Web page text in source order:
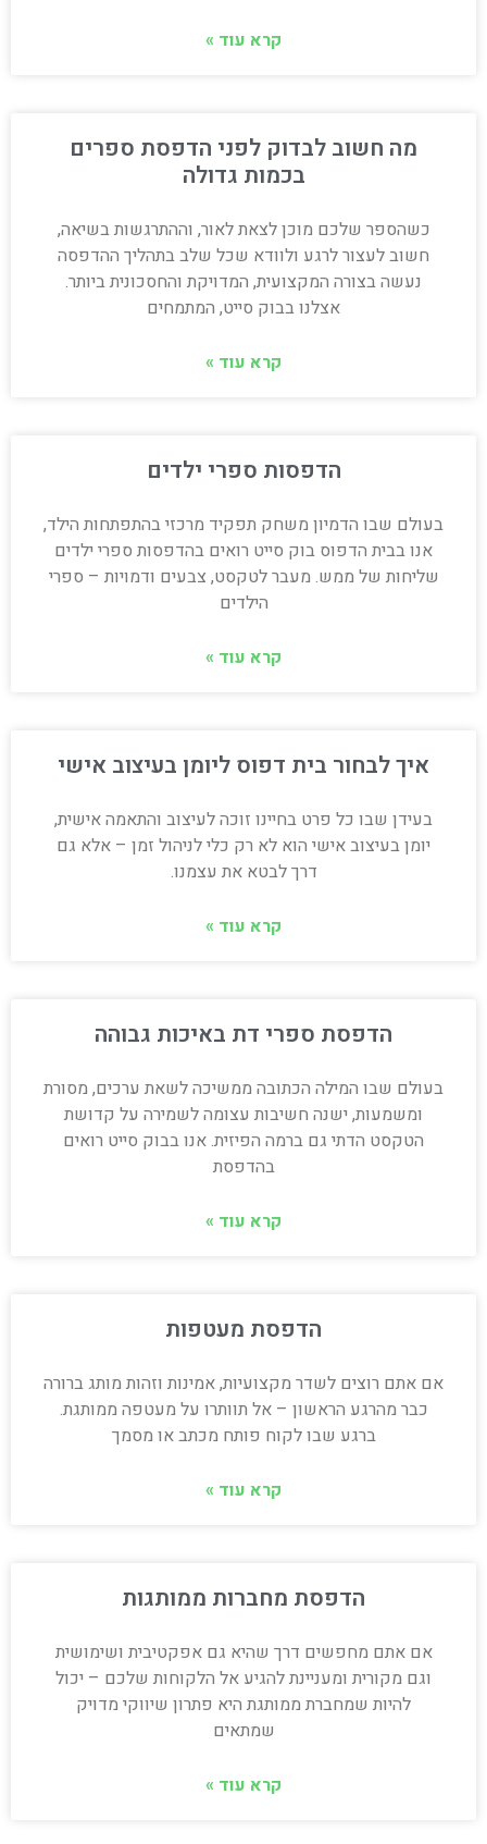
קרא עוד »
מה חשוב לבדוק לפני הדפסת ספרים
בכמות גדולה
כשהספר שלכם מוכן לצאת לאור, וההתרגשות בשיאה,
חשוב לעצור לרגע ולוודא שכל שלב בתהליך ההדפסה
נעשה בצורה המקצועית, המדויקת והחסכונית ביותר.
אצלנו בבוק סייט, המתמחים
קרא עוד »
הדפסות ספרי ילדים
בעולם שבו הדמיון משחק תפקיד מרכזי בהתפתחות הילד,
אנו בבית הדפוס בוק סייט רואים בהדפסות ספרי ילדים
שליחות של ממש. מעבר לטקסט, צבעים ודמויות – ספרי
הילדים
קרא עוד »
איך לבחור בית דפוס ליומן בעיצוב אישי
בעידן שבו כל פרט בחיינו זוכה לעיצוב והתאמה אישית,
יומן בעיצוב אישי הוא לא רק כלי לניהול זמן – אלא גם
דרך לבטא את עצמנו.
קרא עוד »
הדפסת ספרי דת באיכות גבוהה
בעולם שבו המילה הכתובה ממשיכה לשאת ערכים, מסורת
ומשמעות, ישנה חשיבות עצומה לשמירה על קדושת
הטקסט הדתי גם ברמה הפיזית. אנו בבוק סייט רואים
בהדפסת
קרא עוד »
הדפסת מעטפות
אם אתם רוצים לשדר מקצועיות, אמינות וזהות מותג ברורה
כבר מהרגע הראשון – אל תוותרו על מעטפה ממותגת.
ברגע שבו לקוח פותח מכתב או מסמך
קרא עוד »
הדפסת מחברות ממותגות
אם אתם מחפשים דרך שהיא גם אפקטיבית ושימושית
וגם מקורית ומעניינת להגיע אל הלקוחות שלכם – יכול
להיות שמחברת ממותגת היא פתרון שיווקי מדויק
שמתאים
קרא עוד »